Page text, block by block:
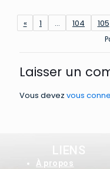
« 1 … 104 105
Laisser un
Vous devez vous
LIENS
À propos